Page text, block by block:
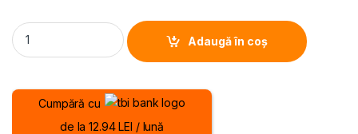
CUPTOR CU MICROUNDE HEINNER HMW-MD20MBK,
Adaugă în coș
Cumpără cu
de la 12.94 LEI / lună